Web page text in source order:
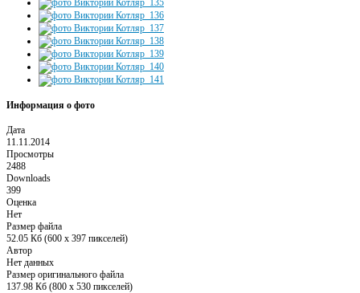
Информация о фото
Дата
11.11.2014
Просмотры
2488
Downloads
399
Оценка
Нет
Размер файла
52.05 Кб (600 x 397 пикселей)
Автор
Нет данных
Размер оригинального файла
137.98 Кб (800 x 530 пикселей)